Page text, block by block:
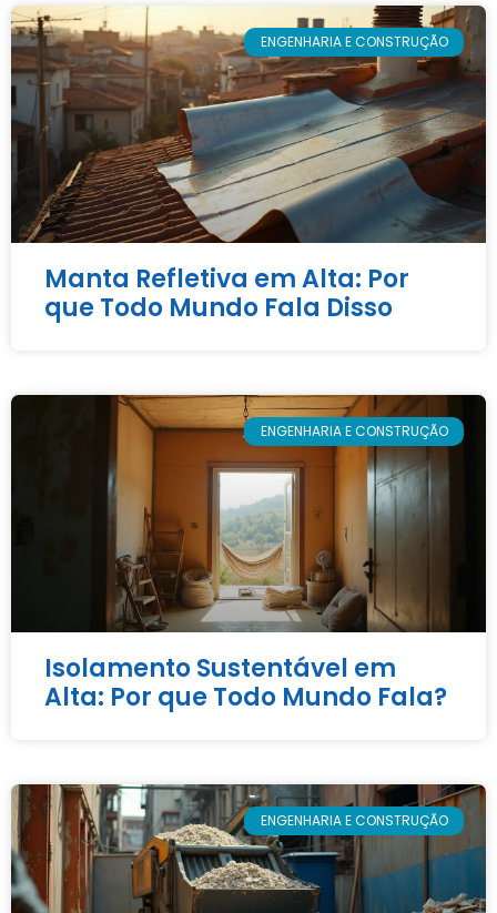
ENGENHARIA E CONSTRUÇÃO
Manta Refletiva em Alta: Por
que Todo Mundo Fala Disso
ENGENHARIA E CONSTRUÇÃO
Isolamento Sustentável em
Alta: Por que Todo Mundo Fala?
ENGENHARIA E CONSTRUÇÃO